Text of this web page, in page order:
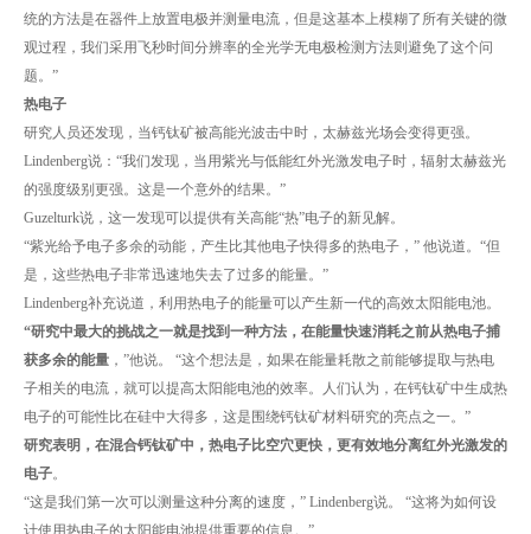
统的方法是在器件上放置电极并测量电流，但是这基本上模糊了所有关键的微
观过程，我们采用飞秒时间分辨率的全光学无电极检测方法则避免了这个问
题。”
热电子
研究人员还发现，当钙钛矿被高能光波击中时，太赫兹光场会变得更强。
Lindenberg说：“我们发现，当用紫光与低能红外光激发电子时，辐射太赫兹光
的强度级别更强。这是一个意外的结果。”
Guzelturk说，这一发现可以提供有关高能“热”电子的新见解。
“紫光给予电子多余的动能，产生比其他电子快得多的热电子，” 他说道。“但
是，这些热电子非常迅速地失去了过多的能量。”
Lindenberg补充说道，利用热电子的能量可以产生新一代的高效太阳能电池。
“研究中最大的挑战之一就是找到一种方法，在能量快速消耗之前从热电子捕
获多余的能量 ，”他说。 “这个想法是，如果在能量耗散之前能够提取与热电
子相关的电流，就可以提高太阳能电池的效率。人们认为，在钙钛矿中生成热
电子的可能性比在硅中大得多，这是围绕钙钛矿材料研究的亮点之一。”
研究表明，在混合钙钛矿中，热电子比空穴更快，更有效地分离红外光激发的
电子。
“这是我们第一次可以测量这种分离的速度，” Lindenberg说。 “这将为如何设
计使用热电子的太阳能电池提供重要的信息。”